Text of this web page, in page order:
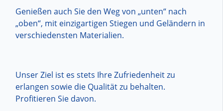
Genießen auch Sie den Weg von „unten“ nach
„oben“, mit einzigartigen Stiegen und Geländern in
verschiedensten Materialien.
Unser Ziel ist es stets Ihre Zufriedenheit zu
erlangen sowie die Qualität zu behalten.
Profitieren Sie davon.